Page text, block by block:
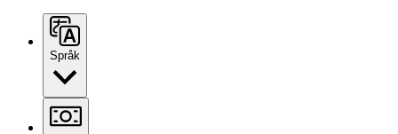
Språk